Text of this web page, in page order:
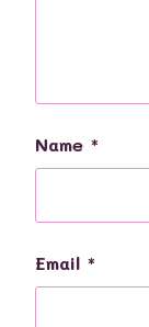
Name *
Email *